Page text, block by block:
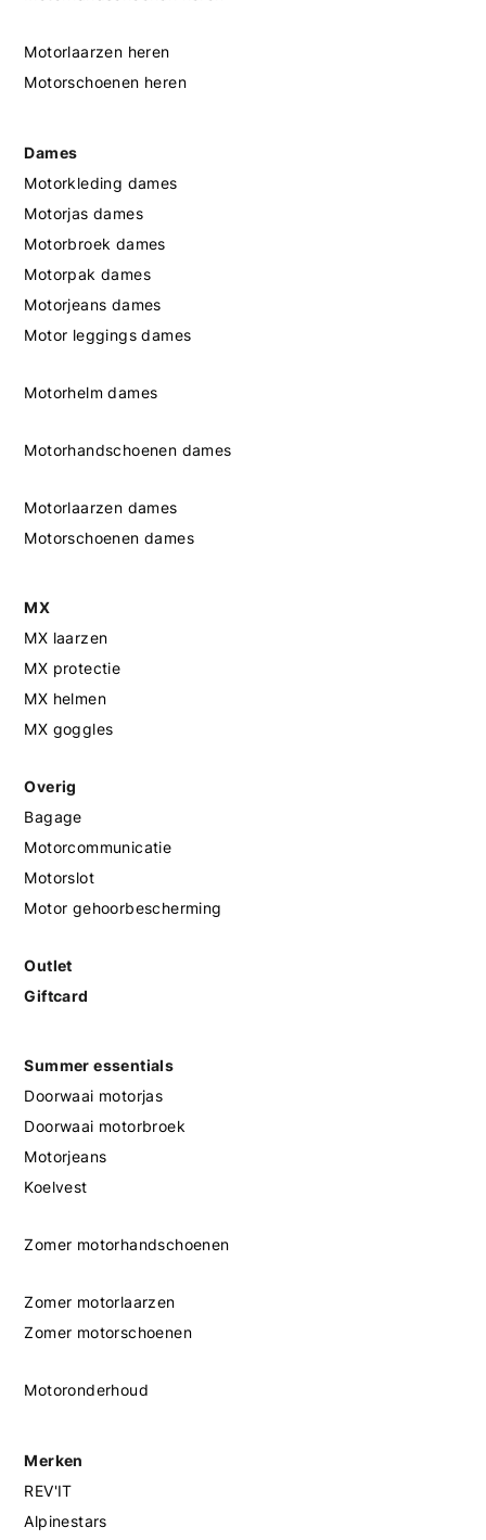
Motorlaarzen heren
Motorschoenen heren
Dames
Motorkleding dames
Motorjas dames
Motorbroek dames
Motorpak dames
Motorjeans dames
Motor leggings dames
Motorhelm dames
Motorhandschoenen dames
Motorlaarzen dames
Motorschoenen dames
MX
MX laarzen
MX protectie
MX helmen
MX goggles
Overig
Bagage
Motorcommunicatie
Motorslot
Motor gehoorbescherming
Outlet
Giftcard
Summer essentials
Doorwaai motorjas
Doorwaai motorbroek
Motorjeans
Koelvest
Zomer motorhandschoenen
Zomer motorlaarzen
Zomer motorschoenen
Motoronderhoud
Merken
REV'IT
Alpinestars